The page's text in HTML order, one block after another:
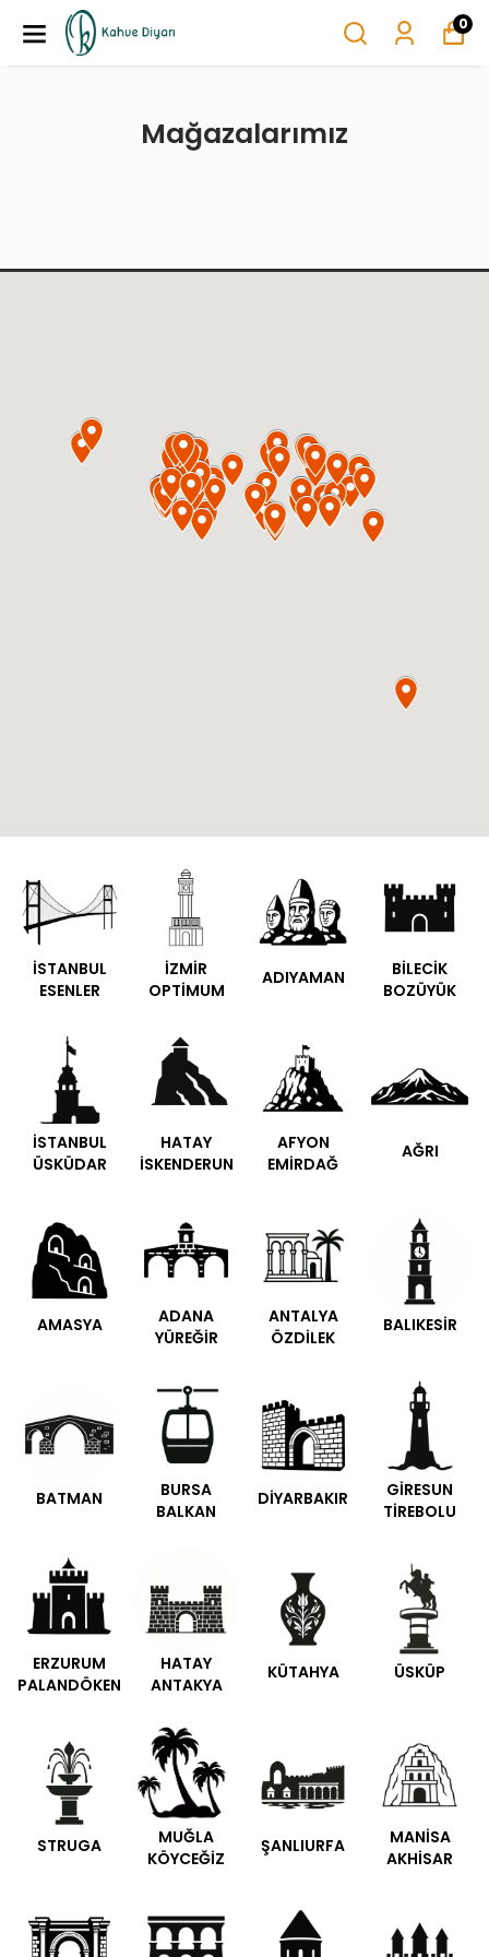
0
Mağazalarımız
İSTANBUL
ESENLER
İZMİR
OPTİMUM
ADIYAMAN
BİLECİK
BOZÜYÜK
İSTANBUL
ÜSKÜDAR
HATAY
İSKENDERUN
AFYON
EMİRDAĞ
AĞRI
AMASYA
ADANA
YÜREĞİR
ANTALYA
ÖZDİLEK
BALIKESİR
BATMAN
BURSA
BALKAN
DİYARBAKIR
GİRESUN
TİREBOLU
ERZURUM
PALANDÖKEN
HATAY
ANTAKYA
KÜTAHYA ÜSKÜP
STRUGA
MUĞLA
KÖYCEĞİZ
ŞANLIURFA
MANİSA
AKHİSAR